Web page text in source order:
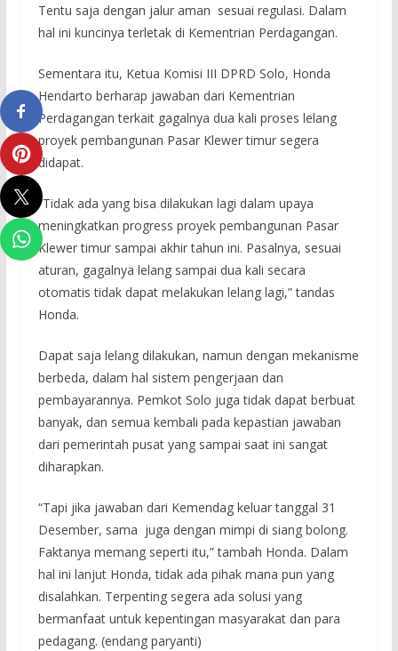
Tentu saja dengan jalur aman sesuai regulasi. Dalam
hal ini kuncinya terletak di Kementrian Perdagangan.
Sementara itu, Ketua Komisi III DPRD Solo, Honda
Hendarto berharap jawaban dari Kementrian
Perdagangan terkait gagalnya dua kali proses lelang
proyek pembangunan Pasar Klewer timur segera
didapat.
“Tidak ada yang bisa dilakukan lagi dalam upaya
meningkatkan progress proyek pembangunan Pasar
Klewer timur sampai akhir tahun ini. Pasalnya, sesuai
aturan, gagalnya lelang sampai dua kali secara
otomatis tidak dapat melakukan lelang lagi,” tandas
Honda.
Dapat saja lelang dilakukan, namun dengan mekanisme
berbeda, dalam hal sistem pengerjaan dan
pembayarannya. Pemkot Solo juga tidak dapat berbuat
banyak, dan semua kembali pada kepastian jawaban
dari pemerintah pusat yang sampai saat ini sangat
diharapkan.
“Tapi jika jawaban dari Kemendag keluar tanggal 31
Desember, sama juga dengan mimpi di siang bolong.
Faktanya memang seperti itu,” tambah Honda. Dalam
hal ini lanjut Honda, tidak ada pihak mana pun yang
disalahkan. Terpenting segera ada solusi yang
bermanfaat untuk kepentingan masyarakat dan para
pedagang. (endang paryanti)